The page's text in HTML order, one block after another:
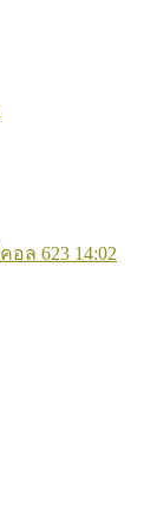
623 14:02